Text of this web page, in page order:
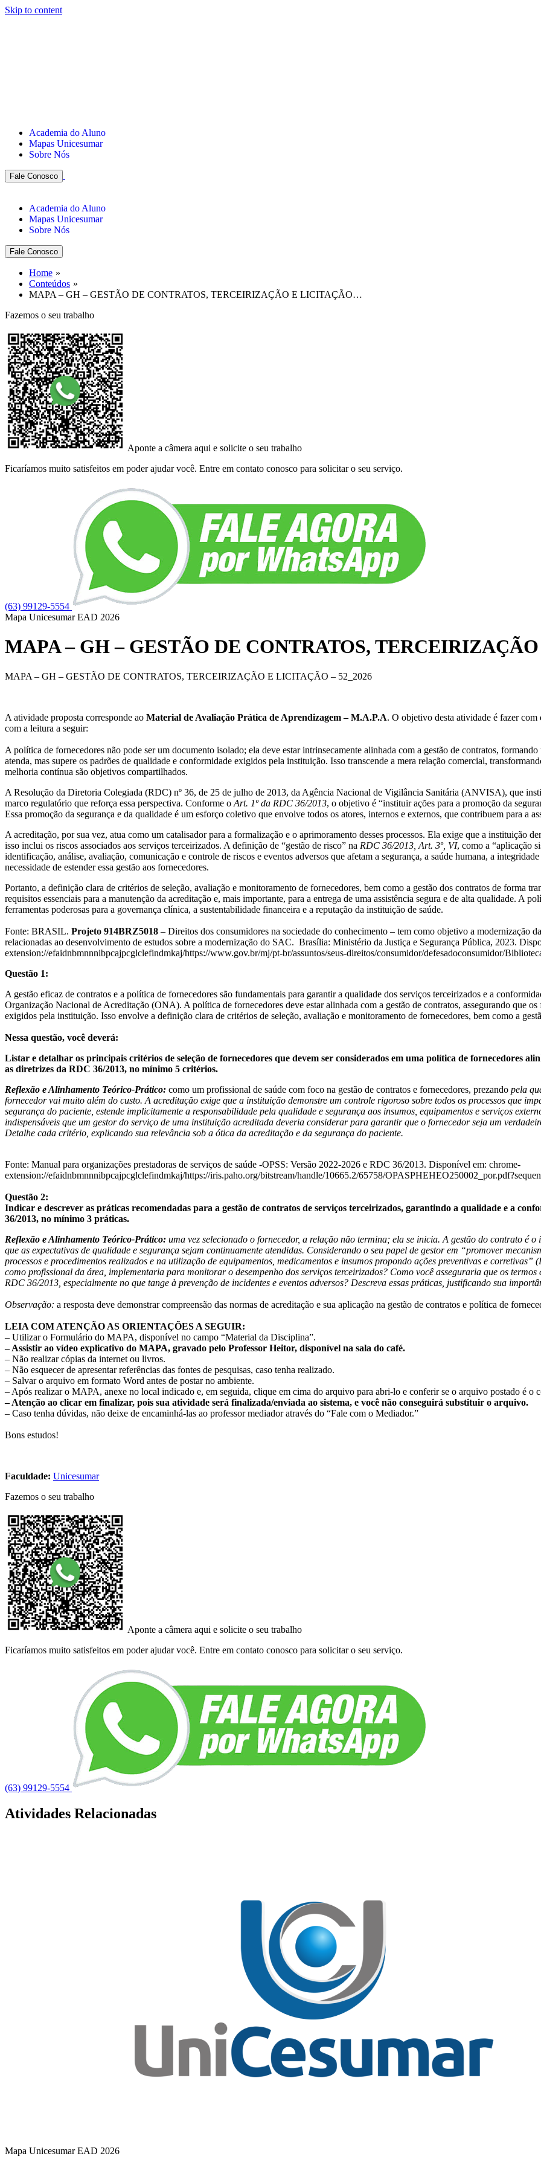
Skip to content
Academia do Aluno
Mapas Unicesumar
Sobre Nós
Fale Conosco
Academia do Aluno
Mapas Unicesumar
Sobre Nós
Fale Conosco
Home
Conteúdos
MAPA – GH – GESTÃO DE CONTRATOS, TERCEIRIZAÇÃO E LICITAÇÃO…
Fazemos o seu trabalho
Aponte a câmera aqui e solicite o seu trabalho
Ficaríamos muito satisfeitos em poder ajudar você. Entre em contato conosco para solicitar o seu serviço.
(63) 99129-5554
Mapa Unicesumar EAD 2026
MAPA – GH – GESTÃO DE CONTRATOS,
MAPA – GH – GESTÃO DE CONTRATOS, TERCEIRIZAÇÃO E LICITAÇÃO – 52_2026
A atividade proposta corresponde ao Material de Avaliação Prática de Aprendizagem – M.A.P.A. O objetivo desta atividade é fazer
com a leitura a seguir:
​A política de fornecedores não pode ser um documento isolado; ela deve estar intrinsecamente alinhada com a gestão de contratos,
atenda, mas supere os padrões de qualidade e conformidade exigidos pela instituição. Isso transcende a mera relação comercial,
melhoria contínua são objetivos compartilhados.
A Resolução da Diretoria Colegiada (RDC) nº 36, de 25 de julho de 2013, da Agência Nacional de Vigilância Sanitária (ANVISA), que
marco regulatório que reforça essa perspectiva. Conforme o Art. 1º da RDC 36/2013, o objetivo é “instituir ações para a promoção da
Essa promoção da segurança e da qualidade é um esforço coletivo que envolve todos os atores, internos e externos, que contribuem para a
A acreditação, por sua vez, atua como um catalisador para a formalização e o aprimoramento desses processos. Ela exige que a instituição
isso inclui os riscos associados aos serviços terceirizados. A definição de “gestão de risco” na RDC 36/2013, Art. 3º, VI, como a “aplicação
identificação, análise, avaliação, comunicação e controle de riscos e eventos adversos que afetam a segurança, a saúde humana, a
necessidade de estender essa gestão aos fornecedores.
Portanto, a definição clara de critérios de seleção, avaliação e monitoramento de fornecedores, bem como a gestão dos contratos de forma
requisitos essenciais para a manutenção da acreditação e, mais importante, para a entrega de uma assistência segura e de alta qualidade. A
ferramentas poderosas para a governança clínica, a sustentabilidade financeira e a reputação da instituição de saúde.
Fonte: BRASIL. Projeto 914BRZ5018 – Direitos dos consumidores na sociedade do conhecimento – tem como objetivo a modernização
relacionadas ao desenvolvimento de estudos sobre a modernização do SAC. Brasília: Ministério da Justiça e Segurança Pública, 2023.
extension://efaidnbmnnnibpcajpcglclefindmkaj/https://www.gov.br/mj/pt-br/assuntos/seus-direitos/consumidor/defesadoconsumidor/
Questão 1:
A gestão eficaz de contratos e a política de fornecedores são fundamentais para garantir a qualidade dos serviços terceirizados e a
Organização Nacional de Acreditação (ONA). A política de fornecedores deve estar alinhada com a gestão de contratos, assegurando que
exigidos pela instituição. Isso envolve a definição clara de critérios de seleção, avaliação e monitoramento de fornecedores, bem como a
Nessa questão, você deverá:
Listar e detalhar os principais critérios de seleção de fornecedores que devem ser considerados em uma política de fornecedores
as diretrizes da RDC 36/2013, no mínimo 5 critérios.
Reflexão e Alinhamento Teórico-Prático: como um profissional de saúde com foco na gestão de contratos e fornecedores,​ prezando pela
fornecedor vai muito além do custo. A acreditação exige que a instituição demonstre um controle rigoroso sobre todos os processos que
segurança do paciente, estende implicitamente a responsabilidade pela qualidade e segurança aos insumos, equipamentos e serviços
indispensáveis que um gestor do serviço de uma instituição acreditada deveria considerar para garantir que o fornecedor seja um
Detalhe cada critério, explicando sua relevância sob a ótica da acreditação e da segurança do paciente.
Fonte: Manual para organizações prestadoras de serviços de saúde -OPSS: Versão 2022-2026 e RDC 36/2013. Disponível em: chrome-
extension://efaidnbmnnnibpcajpcglclefindmkaj/https://iris.paho.org/bitstream/handle/10665.2/65758/
Questão 2:
Indicar e descrever as práticas recomendadas para a gestão de contratos de serviços terceirizados, garantindo a qualidade e a
36/2013, no mínimo 3 práticas.
Reflexão e Alinhamento Teórico-Prático: uma vez selecionado o fornecedor, a relação não termina; ela se inicia. A gestão do contrato é
que as expectativas de qualidade e segurança sejam continuamente atendidas. Considerando o seu papel de gestor em “promover
processos e procedimentos realizados e na utilização de equipamentos, medicamentos e insumos propondo ações preventivas e
como profissional da área, implementaria para monitorar o desempenho dos serviços terceirizados? Como você asseguraria que os
RDC 36/2013, especialmente no que tange à prevenção de incidentes e eventos adversos? Descreva essas práticas, justificando sua
Observação: a resposta deve demonstrar compreensão das normas de acreditação e sua aplicação na gestão de contratos e política de
LEIA COM ATENÇÃO AS ORIENTAÇÕES A SEGUIR:
– Utilizar o Formulário do MAPA, disponível no campo “Material da Disciplina”.
– Assistir ao vídeo explicativo do MAPA, gravado pelo Professor Heitor, disponível na sala do café.
– Não realizar cópias da internet ou livros.
– Não esquecer de apresentar referências das fontes de pesquisas, caso tenha realizado.
– Salvar o arquivo em formato Word antes de postar no ambiente.
– Após realizar o MAPA, anexe no local indicado e, em seguida, clique em cima do arquivo para abri-lo e conferir se o arquivo postado é o
– Atenção ao clicar em finalizar, pois sua atividade será finalizada/enviada ao sistema, e você não conseguirá substituir o arquivo.
– Caso tenha dúvidas, não deixe de encaminhá-las ao professor mediador através do “Fale com o Mediador.”​
Bons estudos!
Faculdade: Unicesumar
Fazemos o seu trabalho
Aponte a câmera aqui e solicite o seu trabalho
Ficaríamos muito satisfeitos em poder ajudar você. Entre em contato conosco para solicitar o seu serviço.
(63) 99129-5554
Atividades Relacionadas
Mapa Unicesumar EAD 2026